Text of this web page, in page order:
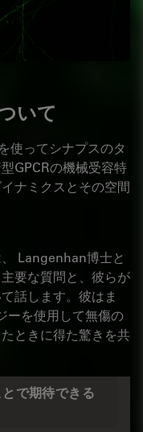
いて
使ってシナプスのタ
GPCRの機械受容特
ナミクスとその空間
Langenhan博士と
要な質問と、彼らが
話します。彼はま
ーを使用して無傷の
ときに得た驚きを共
で期待できる